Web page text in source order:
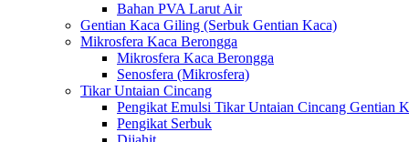
Bahan PVA Larut Air
Gentian Kaca Giling (Serbuk Gentian Kaca)
Mikrosfera Kaca Berongga
Mikrosfera Kaca Berongga
Senosfera (Mikrosfera)
Tikar Untaian Cincang
Pengikat Emulsi Tikar Untaian Cincang Gentian
Pengikat Serbuk